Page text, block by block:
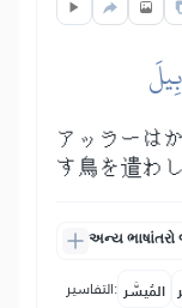
アッラーは
す鳥を遣わし
અન્ય
التفاسير: المُيسَّر